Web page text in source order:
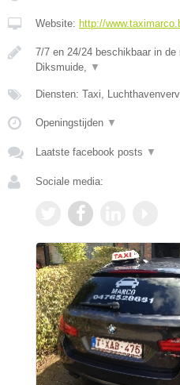
Website: http://
7/7 en 24/24 beschikbaar in
Diksmuide, ▼
Diensten: Taxi,
Openingstijden ▼
Laatste facebook posts ▼
Sociale media: